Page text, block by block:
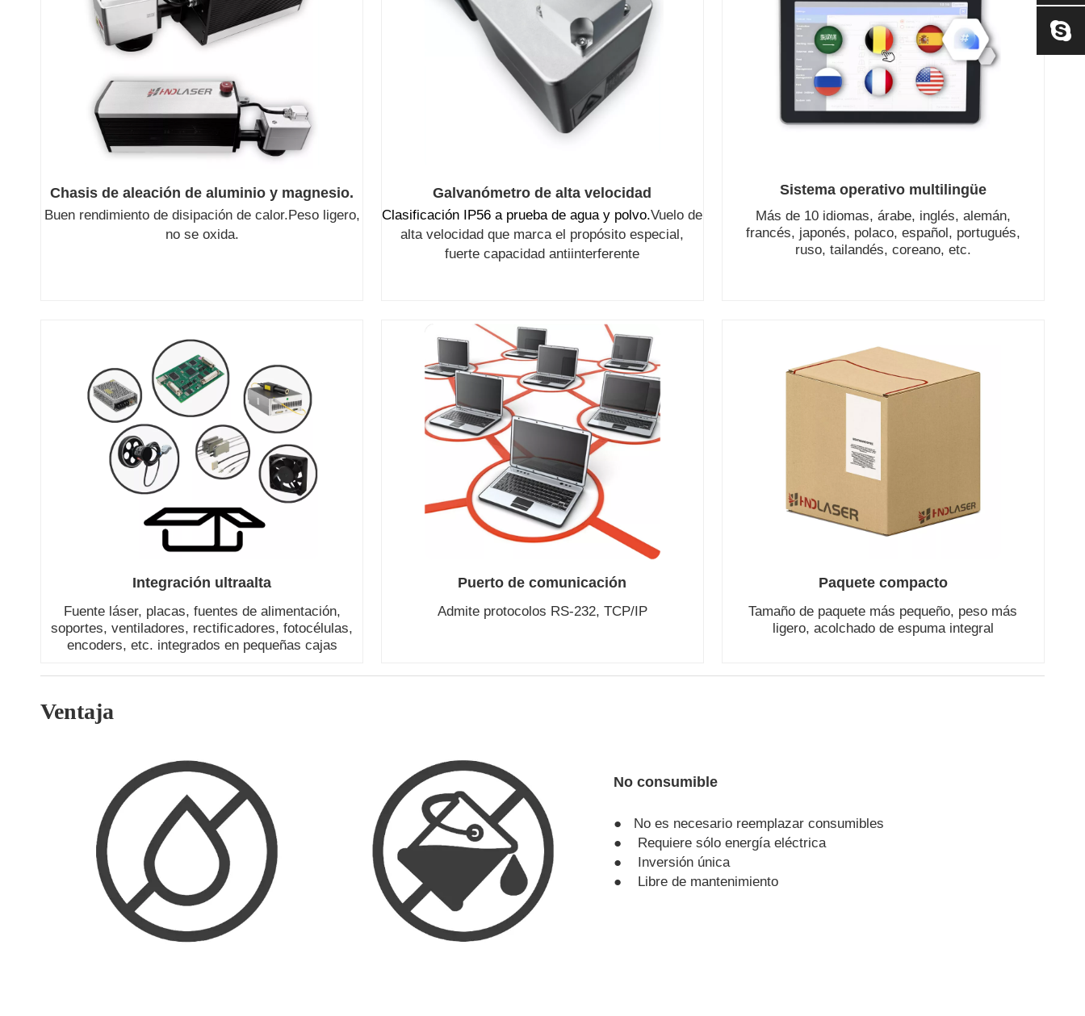
Chasis de aleación de aluminio y magnesio.
Buen rendimiento de disipación de calor.Peso ligero,
no se oxida.
Galvanómetro de alta velocidad
Clasificación IP56 a prueba de agua y polvo.Vuelo de
alta velocidad que marca el propósito especial,
fuerte capacidad antiinterferente
Sistema operativo multilingüe
Más de 10 idiomas, árabe, inglés, alemán,
francés, japonés, polaco, español, portugués,
ruso, tailandés, coreano, etc.
Integración ultraalta
Fuente láser, placas, fuentes de alimentación,
soportes, ventiladores, rectificadores, fotocélulas,
encoders, etc. integrados en pequeñas cajas
Puerto de comunicación
Admite protocolos RS-232, TCP/IP
Paquete compacto
Tamaño de paquete más pequeño, peso más
ligero, acolchado de espuma integral
Ventaja
No consumible
● No es necesario reemplazar consumibles
● Requiere sólo energía eléctrica
● Inversión única
● Libre de mantenimiento